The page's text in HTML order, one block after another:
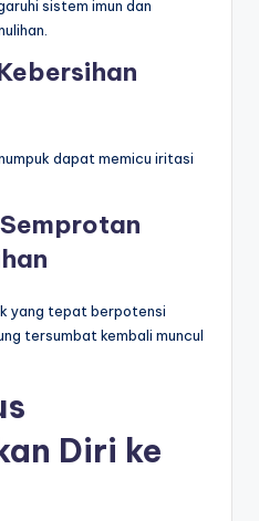
sistem imun dan
dapat memicu iritasi
yang tepat berpotensi
tersumbat kembali muncul
Diri ke